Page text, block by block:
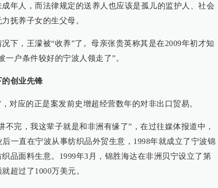
年人，而法律规定的送养人也应该是孤儿的监护人、社会
抚养子女的生父母。
下，王濛被“收养”了。母亲张贵英称其是在2009年初才知
一户条件较好的宁波人领走了”。
创业先锋
对应的正是案发前史增超经营数年的对非出口贸易。
不完，我这辈子就是和非洲有缘了”，在过往媒体报道中，
后一直在宁波从事纺织品外贸生意，1998年就成立了宁波锦
品面料生意。1999年3月，锦胜海达在非洲贝宁设立了第
超过了1000万美元。